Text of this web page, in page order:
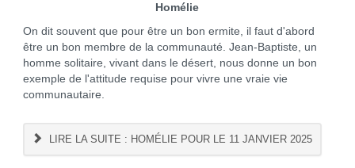
Homélie
On dit souvent que pour être un bon ermite, il faut d'abord
être un bon membre de la communauté. Jean-Baptiste, un
homme solitaire, vivant dans le désert, nous donne un bon
exemple de l'attitude requise pour vivre une vraie vie
communautaire.
LIRE LA SUITE : HOMÉLIE POUR LE 11 JANVIER 2025